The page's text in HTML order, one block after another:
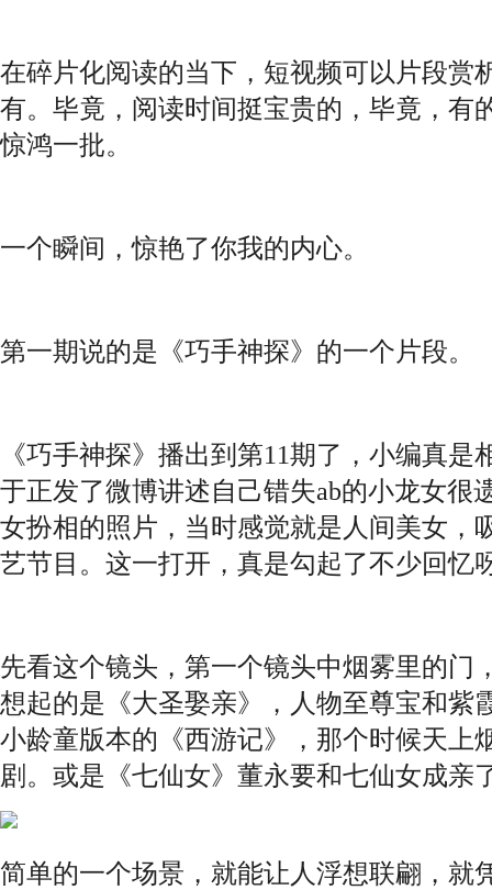
在碎片化阅读的当下，短视频可以片段赏
有。毕竟，阅读时间挺宝贵的，毕竟，有
惊鸿一批。
一个瞬间，惊艳了你我的内心。
第一期说的是《巧手神探》的一个片段。
《巧手神探》播出到第11期了，小编真
于正发了微博讲述自己错失ab的小龙女很
女扮相的照片，当时感觉就是人间美女，
艺节目。这一打开，真是勾起了不少回忆
先看这个镜头，第一个镜头中烟雾里的门
想起的是《大圣娶亲》，人物至尊宝和紫
小龄童版本的《西游记》，那个时候天上
剧。或是《七仙女》董永要和七仙女成亲了
简单的一个场景，就能让人浮想联翩，就